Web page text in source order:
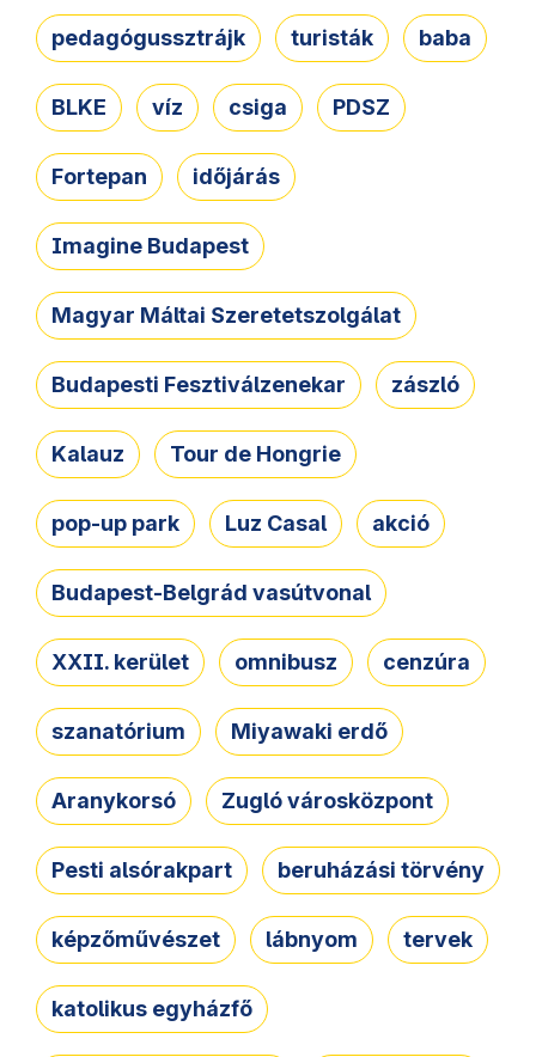
pedagógussztrájk turisták baba
BLKE víz csiga PDSZ
Fortepan időjárás
Imagine Budapest
Magyar Máltai Szeretetszolgálat
Budapesti Fesztiválzenekar zászló
Kalauz Tour de Hongrie
pop-up park Luz Casal akció
Budapest-Belgrád vasútvonal
XXII. kerület omnibusz cenzúra
szanatórium Miyawaki erdő
Aranykorsó Zugló városközpont
Pesti alsórakpart beruházási törvény
képzőművészet lábnyom tervek
katolikus egyházfő